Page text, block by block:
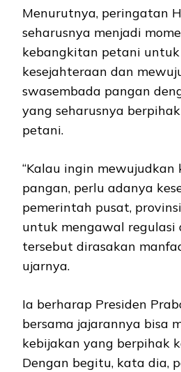
Menurutnya, peringatan
seharusnya menjadi
kebangkitan petani
kesejahteraan dan
swasembada pangan
yang seharusnya
petani.
“Kalau ingin mewujudkan
pangan, perlu adanya
pemerintah pusat,
untuk mengawal regulasi
tersebut dirasakan
ujarnya.
Ia berharap Presiden
bersama jajarannya bisa
kebijakan yang berpihak
Dengan begitu, kata dia,